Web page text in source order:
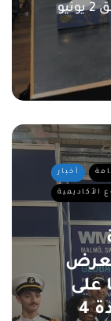
العربية، صباح اليوم الثلاثاء الموافق 2 يونيو
أخبار
الأكاديمية
بأثينا على
4